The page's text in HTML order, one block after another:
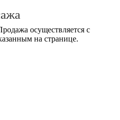
осуществляется с
на странице.